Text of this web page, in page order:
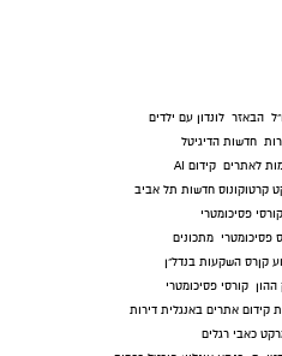
הבאזר לונדון עם ילדים
חדשות הדיגיטל
לאתרים קידום AI
קרטוקונוס חדשות תל אביב
קורסי פסיכומטרי
פסיכומטרי מתכונים
קןרס השקעות בנדל"ן
קורסי פסיכומטרי
קידום אתרים באנגלית דירות
כאבי רגלים